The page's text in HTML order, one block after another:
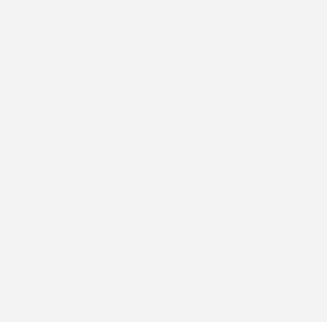
Sie regelmäßig von uns
und Neuigkeiten, gebündelt und
bin ich damit einverstanden, über
Angebote